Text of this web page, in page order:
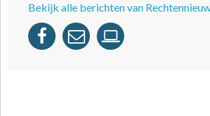
Bekijk alle berichten van